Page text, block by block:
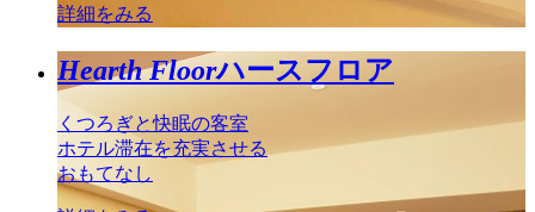
詳細をみる
Hearth Floorハースフロア
くつろぎと快眠の客室
ホテル滞在を充実させる
おもてなし